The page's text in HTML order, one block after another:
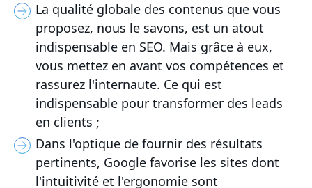
La qualité globale des contenus que vous
proposez, nous le savons, est un atout
indispensable en SEO. Mais grâce à eux,
vous mettez en avant vos compétences et
rassurez l'internaute. Ce qui est
indispensable pour transformer des leads
en clients ;
Dans l'optique de fournir des résultats
pertinents, Google favorise les sites dont
l'intuitivité et l'ergonomie sont